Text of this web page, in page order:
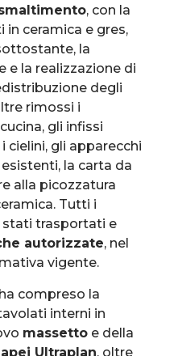
, con la
ceramica e gres,
la
e la realizzazione di
degli
rimossi i
gli infissi
cielini, gli apparecchi
la carta da
alla picozzatura
Tutti i
stati trasportati e
autorizzate, nel
vigente.
ha compreso la
interni in
massetto e della
Ultraplan, oltre